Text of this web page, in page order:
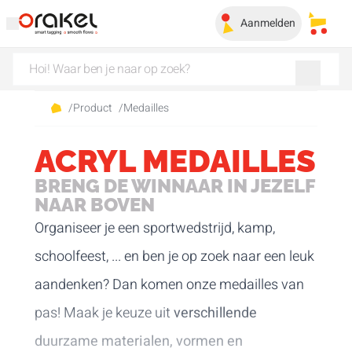
Aanmelden Mijn
/Product /Medailles
ACRYL MEDAILLES
BRENG DE WINNAAR IN JEZELF
NAAR BOVEN
Organiseer je een sportwedstrijd, kamp,
schoolfeest, ... en ben je op zoek naar een leuk
aandenken? Dan komen onze medailles van
pas! Maak je keuze uitverschillende
duurzame materialen, vormen en